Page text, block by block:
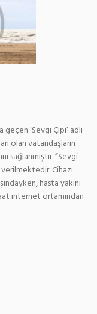
‘Sevgi Çipi’ adlı
olan vatandaşların
sağlanmıştır. “Sevgi
Cihazı
hasta yakını
internet ortamından